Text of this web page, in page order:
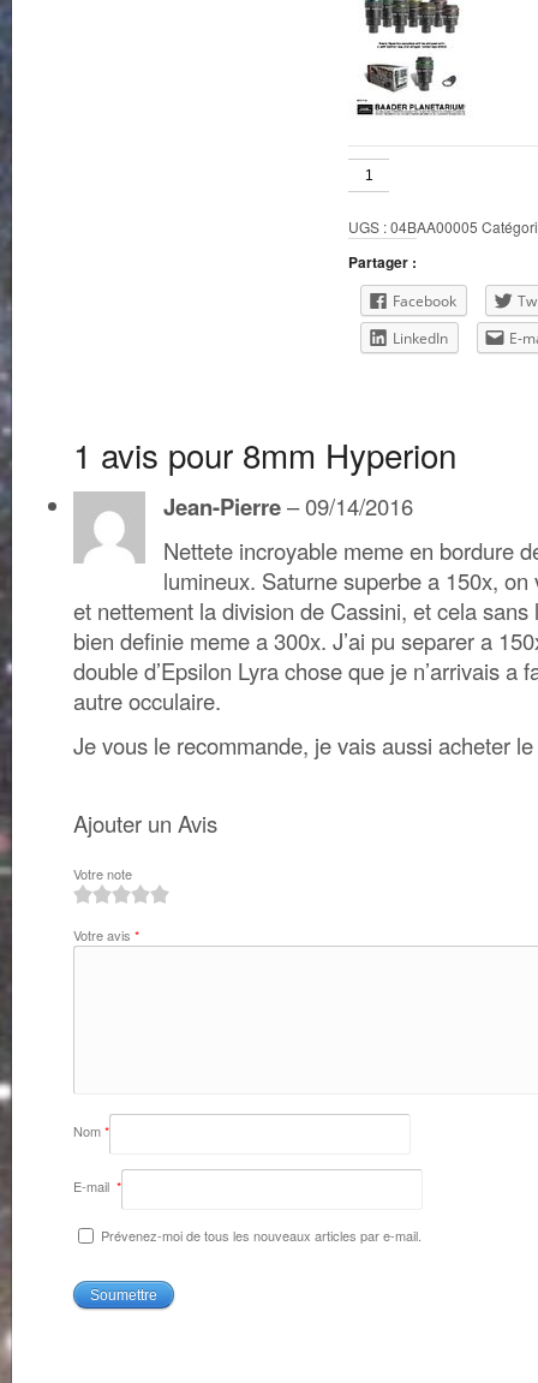
quantité
de
Hyperion
UGS :04BAA00005
Partager :
Facebook
LinkedIn
E-
1 avis pour 8mm Hyperion
Jean-Pierre–09/14/2016
Nettete incroyable meme en bordure
lumineux. Saturne superbe a 150x,
et nettement la division de Cassini, et cela sans
bien definie meme a 300x. J’ai pu separer a
double d’Epsilon Lyra chose que je n’arrivais a
autre occulaire.
Je vous le recommande, je vais aussi acheter
Ajouter un Avis
Votre note
Votre avis *
Nom*
E-mail *
Prévenez-moi de tous les nouveaux articles par e-mail.